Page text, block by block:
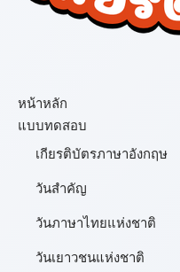
หน้าหลัก
แบบทดสอบ
เกียรติบัตรภาษาอังกฤษ
วันสำคัญ
วันภาษาไทยแห่งชาติ
วันเยาวชนแห่งชาติ